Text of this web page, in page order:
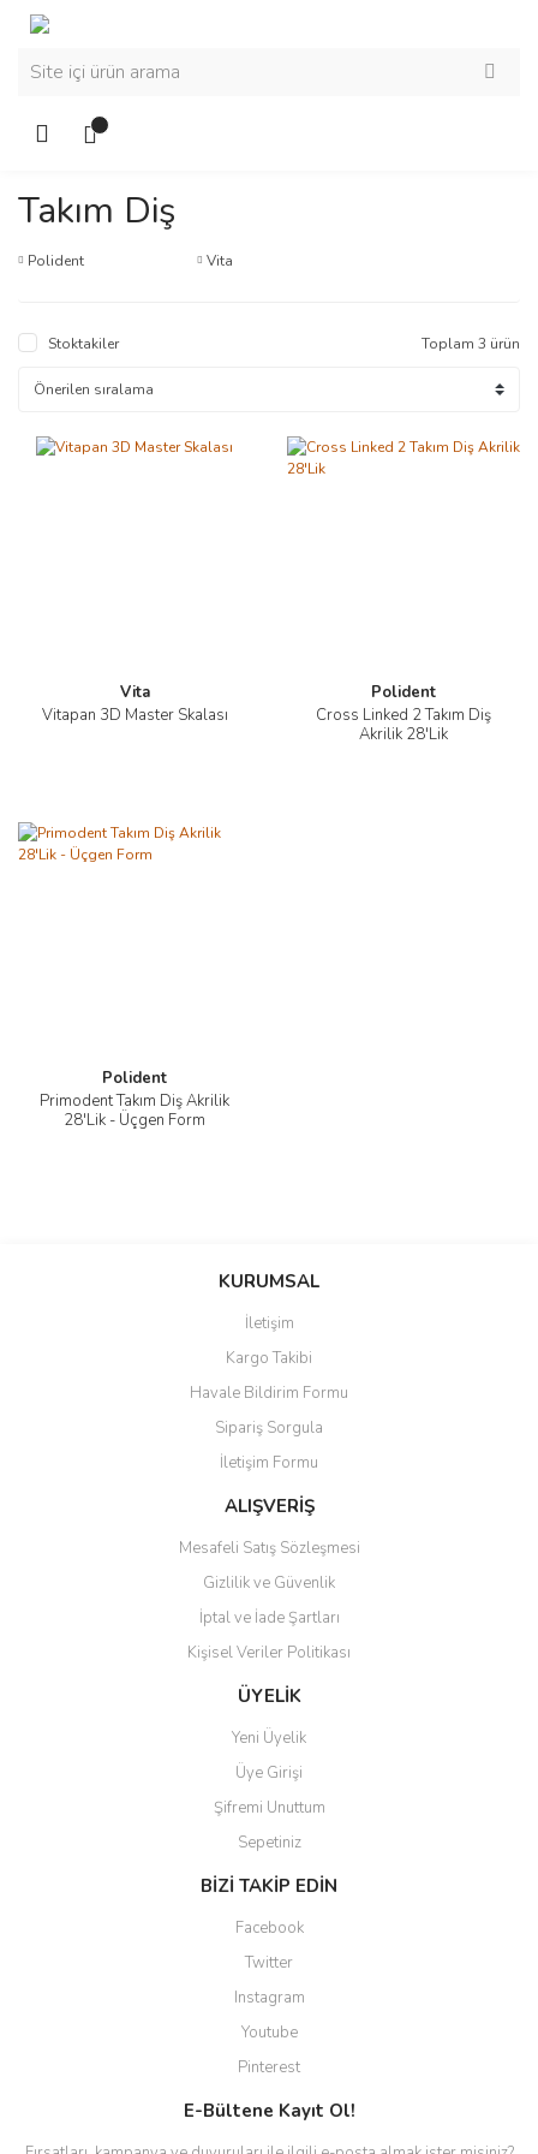
Takım Diş
Polident Vita
Stoktakiler Toplam 3 ürün
Vita
Vitapan 3D Master Skalası
Polident
Cross Linked 2 Takım Diş
Akrilik 28'Lik
Polident
Primodent Takım Diş Akrilik
28'Lik - Üçgen Form
KURUMSAL
İletişim
Kargo Takibi
Havale Bildirim Formu
Sipariş Sorgula
İletişim Formu
ALIŞVERİŞ
Mesafeli Satış Sözleşmesi
Gizlilik ve Güvenlik
İptal ve İade Şartları
Kişisel Veriler Politikası
ÜYELİK
Yeni Üyelik
Üye Girişi
Şifremi Unuttum
Sepetiniz
BİZİ TAKİP EDİN
Facebook
Twitter
Instagram
Youtube
Pinterest
E-Bültene Kayıt Ol!